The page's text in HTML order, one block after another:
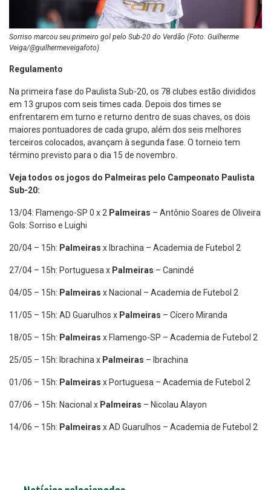
Sorriso marcou seu primeiro gol pelo Sub-20 do Verdão (Foto: Guilherme
Veiga/@guilhermeveigafoto)
Regulamento
Na primeira fase do Paulista Sub-20, os 78 clubes estão divididos
em 13 grupos com seis times cada. Depois dos times se
enfrentarem em turno e returno dentro de suas chaves, os dois
maiores pontuadores de cada grupo, além dos seis melhores
terceiros colocados, avançam à segunda fase. O torneio tem
término previsto para o dia 15 de novembro.
Veja todos os jogos do Palmeiras pelo Campeonato Paulista
Sub-20:
13/04: Flamengo-SP 0 x 2 Palmeiras – Antônio Soares de Oliveira
Gols: Sorriso e Luighi
20/04 – 15h: Palmeiras x Ibrachina – Academia de Futebol 2
27/04 – 15h: Portuguesa x Palmeiras – Canindé
04/05 – 15h: Palmeiras x Nacional – Academia de Futebol 2
11/05 – 15h: AD Guarulhos x Palmeiras – Cícero Miranda
18/05 – 15h: Palmeiras x Flamengo-SP – Academia de Futebol 2
25/05 – 15h: Ibrachina x Palmeiras – Ibrachina
01/06 – 15h: Palmeiras x Portuguesa – Academia de Futebol 2
07/06 – 15h: Nacional x Palmeiras – Nicolau Alayon
14/06 – 15h: Palmeiras x AD Guarulhos – Academia de Futebol 2